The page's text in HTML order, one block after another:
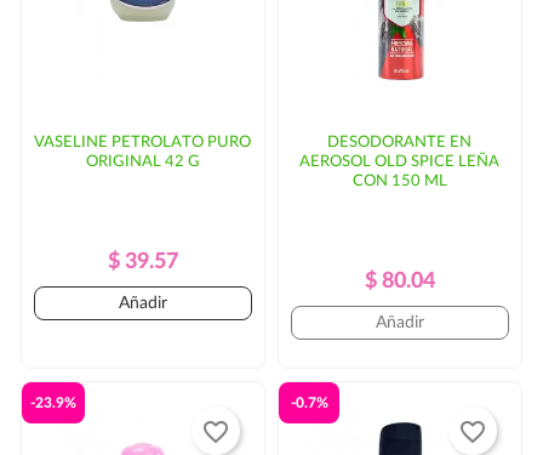
VASELINE PETROLATO PURO
ORIGINAL 42 G
Precio
Regular
Precio
$ 39.57
Añadir
DESODORANTE EN
AEROSOL OLD SPICE LEÑA
CON 150 ML
Precio
Regular
Precio
$ 80.04
Añadir
-23.9%
favorite_border
-0.7%
favorite_border